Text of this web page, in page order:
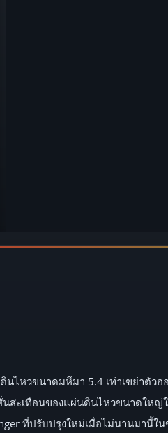
ไหวขนาดมหึมา 5.4 เท่าเขย่าตัว
สะเทือนของแผ่นดินไหวขนาดให
ที่ปรับปรุงใหม่เมื่อไม่นานมานี้